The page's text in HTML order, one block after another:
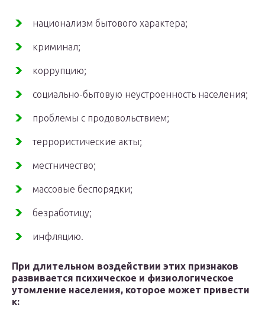
национализм бытового характера;
криминал;
коррупцию;
социально-бытовую неустроенность населения;
проблемы с продовольствием;
террористические акты;
местничество;
массовые беспорядки;
безработицу;
инфляцию.
При длительном воздействии этих признаков
развивается психическое и физиологическое
утомление населения, которое может привести
к: